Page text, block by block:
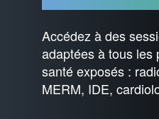
Accédez à des
adaptées à tous les
santé exposés :
MERM, IDE,